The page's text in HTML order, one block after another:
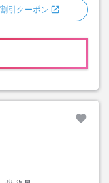
引クーポン